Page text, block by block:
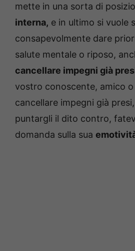
mette in una sorta di
interna, e in ultimo si vuole
consapevolmente dare
salute mentale o riposo,
cancellare impegni già
vostro conoscente, amico
cancellare impegni già
puntargli il dito contro,
domanda sulla sua